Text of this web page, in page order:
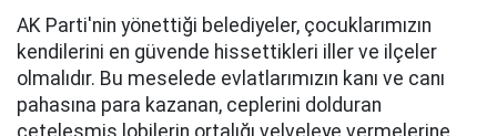
AK Parti'nin yönettiği belediyeler, çocuklarımızın
kendilerini en güvende hissettikleri iller ve ilçeler
olmalıdır. Bu meselede evlatlarımızın kanı ve canı
pahasına para kazanan, ceplerini dolduran
çeteleşmiş lobilerin ortalığı velveleye vermelerine